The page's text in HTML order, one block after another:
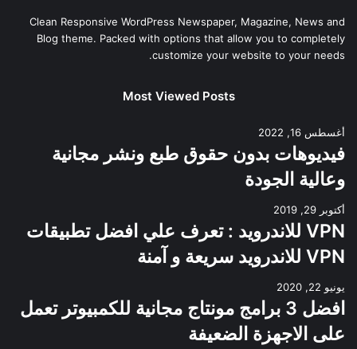
Clean Responsive WordPress Newspaper, Magazine, News and
Blog theme. Packed with options that allow you to completely
customize your website to your needs.
Most Viewed Posts
أغسطس 16, 2022
فيديوهات بدون حقوق طبع ونشر مجانية
وعالية الجودة
أكتوبر 29, 2019
VPN للاندرويد : تعرف علي افضل تطبيقات
VPN للاندرويد سريعة و آمنة
يونيو 22, 2020
افضل 3 برامج مونتاج مجانية للكمبيوتر تعمل
على الاجهزة الضعيفة